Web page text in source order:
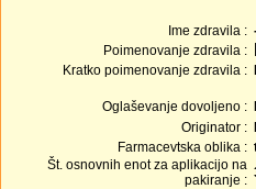
Ime zdravila :
Poimenovanje zdravila :
Kratko poimenovanje zdravila :
Oglaševanje dovoljeno :
Originator :
Farmacevtska oblika :
Št. osnovnih enot za aplikacijo na
pakiranje :